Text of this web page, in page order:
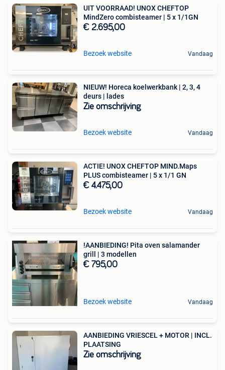
UIT VOORRAAD! UNOX CHEFTOP
MindZero combisteamer | 5 x 1/1GN
€ 2.695,00
Bezoek website Vandaag
NIEUW! Horeca koelwerkbank | 2, 3, 4
deurs | lades
Zie omschrijving
Bezoek website Vandaag
ACTIE! UNOX CHEFTOP MIND.Maps
PLUS combisteamer | 5 x 1/1 GN
€ 4.475,00
Bezoek website Vandaag
!AANBIEDING! Pita oven salamander
grill | 3 modellen
€ 795,00
Bezoek website Vandaag
AANBIEDING VRIESCEL + MOTOR | INCL.
PLAATSING
Zie omschrijving